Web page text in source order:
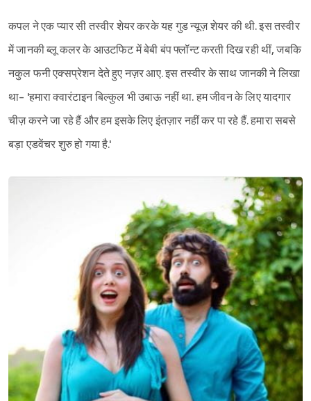
Sign in
कपल ने एक प्यार सी तस्वीर शेयर करके यह गुड न्यूज़ शेयर की थी. इस तस्वीर
में जानकी ब्लू कलर के आउटफिट में बेबी बंप फ्लॉन्ट करती दिख रही थीं, जबकि
नकुल फनी एक्सप्रेशन देते हुए नज़र आए. इस तस्वीर के साथ जानकी ने लिखा
था- 'हमारा क्वारंटाइन बिल्कुल भी उबाऊ नहीं था. हम जीवन के लिए यादगार
चीज़ करने जा रहे हैं और हम इसके लिए इंतज़ार नहीं कर पा रहे हैं. हमारा सबसे
बड़ा एडवेंचर शुरु हो गया है.'